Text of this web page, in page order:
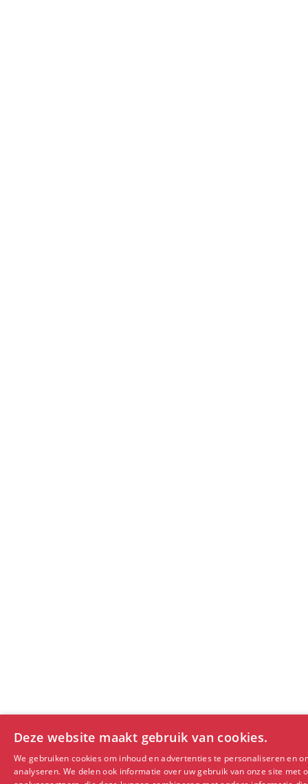
Deze website maakt gebruik van cookies.
We gebruiken cookies om inhoud en advertenties te personaliseren en
analyseren. We delen ook informatie over uw gebruik van onze site met